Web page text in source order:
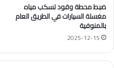
ضبط محطة وقود تسكب مياه
مغسلة السيارات في الطريق العام
بالمنوفية
2025-12-15